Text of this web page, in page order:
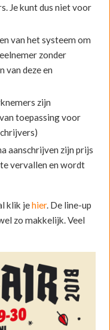
Je kunt dus niet voor
van het systeem om
zonder
van deze en
zijn
toepassing voor
aanschrijven zijn prijs
vervallen en wordt
klik jehier. De line-up
zo makkelijk. Veel